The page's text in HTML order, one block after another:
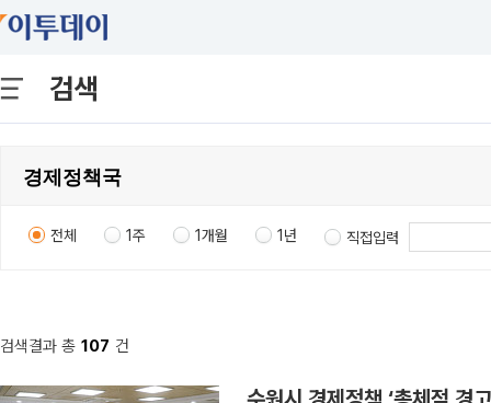
검색
전체 1주 1개월 1년 직접입력
검색결과 총 107 건